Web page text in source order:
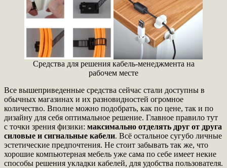
Средства для решения кабель-менеджмента на
рабочем месте
Все вышеприведенные средства сейчас стали доступны в
обычных магазинах и их разновидностей огромное
количество. Вполне можно подобрать, как по цене, так и по
дизайну для себя оптимальное решение. Главное правило тут
с точки зрения физики: максимально отделять друг от друга
силовые и сигнальные кабели. Всё остальное сугубо личные
эстетические предпочтения. Не стоит забывать так же, что
хорошие компьютерная мебель уже сама по себе имеет некие
способы решения укладки кабелей, для удобства пользователя.